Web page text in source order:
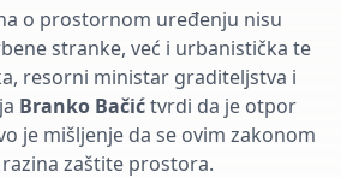
o prostornom uređenju nisu
stranke, već i urbanistička te
resorni ministar graditeljstva i
Branko Bačićtvrdi da je otpor
je mišljenje da se ovim zakonom
zaštite prostora.